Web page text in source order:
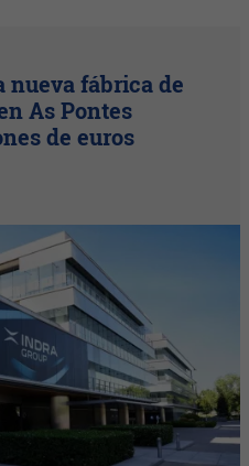
fábrica de
As Pontes
de euros